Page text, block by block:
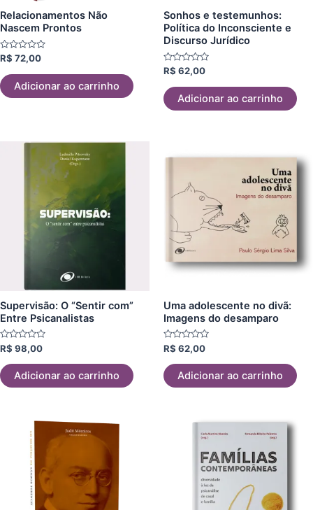
Relacionamentos Não
Nascem Prontos
Avaliação
de
5
R$ 72,00
Adicionar ao carrinho
Sonhos e testemunhos:
Política do Inconsciente e
Discurso Jurídico
Avaliação
de
5
R$ 62,00
Adicionar ao carrinho
Supervisão: O “Sentir com”
Entre Psicanalistas
Avaliação
0
de
5
R$ 98,00
Adicionar ao carrinho
Uma adolescente no divã:
Imagens do desamparo
Avaliação
0
de
5
R$ 62,00
Adicionar ao carrinho